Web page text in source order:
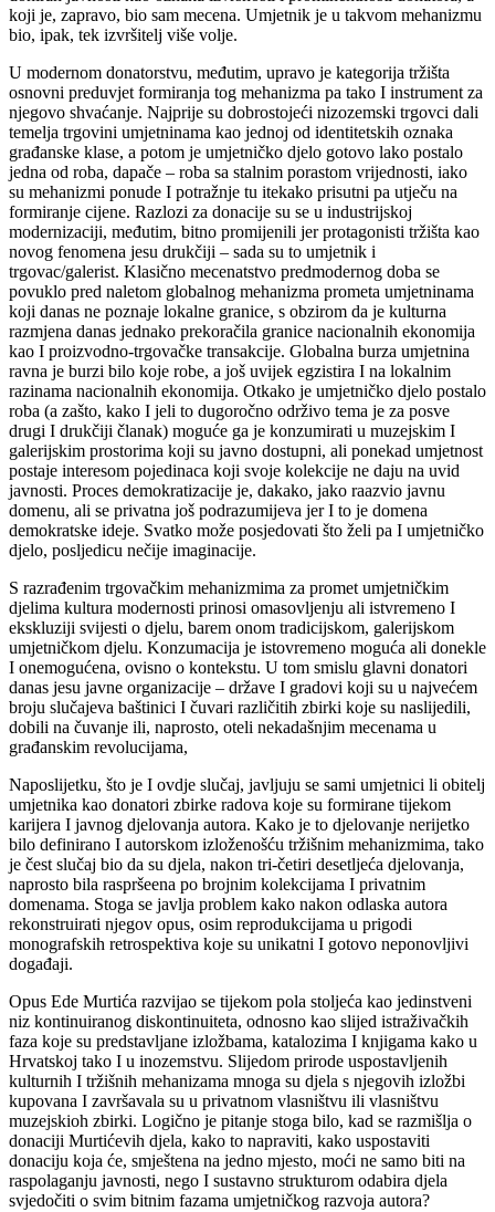
koji je, zapravo, bio sam mecena. Umjetnik je u takvom mehanizmu
bio, ipak, tek izvršitelj više volje.
U modernom donatorstvu, međutim, upravo je kategorija tržišta
osnovni preduvjet formiranja tog mehanizma pa tako I instrument za
njegovo shvaćanje. Najprije su dobrostojeći nizozemski trgovci dali
temelja trgovini umjetninama kao jednoj od identitetskih oznaka
građanske klase, a potom je umjetničko djelo gotovo lako postalo
jedna od roba, dapače – roba sa stalnim porastom vrijednosti, iako
su mehanizmi ponude I potražnje tu itekako prisutni pa utječu na
formiranje cijene. Razlozi za donacije su se u industrijskoj
modernizaciji, međutim, bitno promijenili jer protagonisti tržišta kao
novog fenomena jesu drukčiji – sada su to umjetnik i
trgovac/galerist. Klasično mecenatstvo predmodernog doba se
povuklo pred naletom globalnog mehanizma prometa umjetninama
koji danas ne poznaje lokalne granice, s obzirom da je kulturna
razmjena danas jednako prekoračila granice nacionalnih ekonomija
kao I proizvodno-trgovačke transakcije. Globalna burza umjetnina
ravna je burzi bilo koje robe, a još uvijek egzistira I na lokalnim
razinama nacionalnih ekonomija. Otkako je umjetničko djelo postalo
roba (a zašto, kako I jeli to dugoročno održivo tema je za posve
drugi I drukčiji članak) moguće ga je konzumirati u muzejskim I
galerijskim prostorima koji su javno dostupni, ali ponekad umjetnost
postaje interesom pojedinaca koji svoje kolekcije ne daju na uvid
javnosti. Proces demokratizacije je, dakako, jako raazvio javnu
domenu, ali se privatna još podrazumijeva jer I to je domena
demokratske ideje. Svatko može posjedovati što želi pa I umjetničko
djelo, posljedicu nečije imaginacije.
S razrađenim trgovačkim mehanizmima za promet umjetničkim
djelima kultura modernosti prinosi omasovljenju ali istvremeno I
ekskluziji svijesti o djelu, barem onom tradicijskom, galerijskom
umjetničkom djelu. Konzumacija je istovremeno moguća ali donekle
I onemogućena, ovisno o kontekstu. U tom smislu glavni donatori
danas jesu javne organizacije – države I gradovi koji su u najvećem
broju slučajeva baštinici I čuvari različitih zbirki koje su naslijedili,
dobili na čuvanje ili, naprosto, oteli nekadašnjim mecenama u
građanskim revolucijama,
Naposlijetku, što je I ovdje slučaj, javljuju se sami umjetnici li obitelj
umjetnika kao donatori zbirke radova koje su formirane tijekom
karijera I javnog djelovanja autora. Kako je to djelovanje nerijetko
bilo definirano I autorskom izloženošću tržišnim mehanizmima, tako
je čest slučaj bio da su djela, nakon tri-četiri desetljeća djelovanja,
naprosto bila raspršeena po brojnim kolekcijama I privatnim
domenama. Stoga se javlja problem kako nakon odlaska autora
rekonstruirati njegov opus, osim reprodukcijama u prigodi
monografskih retrospektiva koje su unikatni I gotovo neponovljivi
događaji.
Opus Ede Murtića razvijao se tijekom pola stoljeća kao jedinstveni
niz kontinuiranog diskontinuiteta, odnosno kao slijed istraživačkih
faza koje su predstavljane izložbama, katalozima I knjigama kako u
Hrvatskoj tako I u inozemstvu. Slijedom prirode uspostavljenih
kulturnih I tržišnih mehanizama mnoga su djela s njegovih izložbi
kupovana I završavala su u privatnom vlasništvu ili vlasništvu
muzejskioh zbirki. Logično je pitanje stoga bilo, kad se razmišlja o
donaciji Murtićevih djela, kako to napraviti, kako uspostaviti
donaciju koja će, smještena na jedno mjesto, moći ne samo biti na
raspolaganju javnosti, nego I sustavno strukturom odabira djela
svjedočiti o svim bitnim fazama umjetničkog razvoja autora?